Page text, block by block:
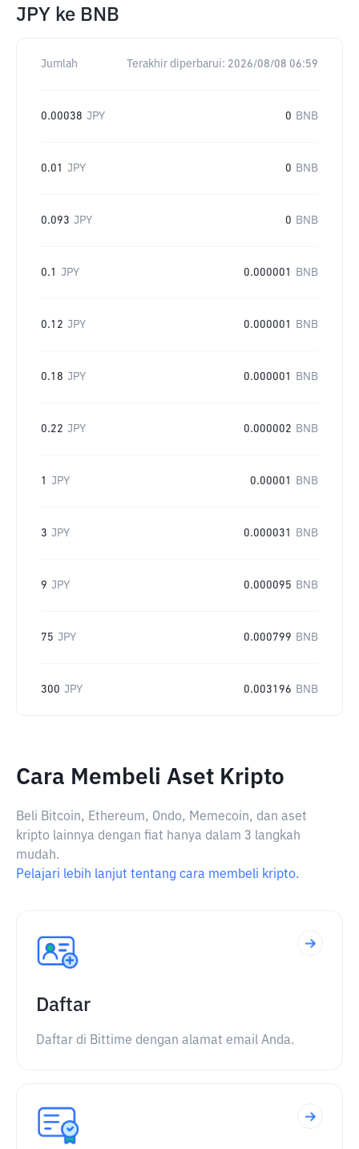
JPY ke BNB
Jumlah Terakhir diperbarui: 2026/08/08 06:59
0.00038 JPY 0 BNB
0.01 JPY 0 BNB
0.093 JPY 0 BNB
0.1 JPY 0.000001 BNB
0.12 JPY 0.000001 BNB
0.18 JPY 0.000001 BNB
0.22 JPY 0.000002 BNB
1 JPY 0.00001 BNB
3 JPY 0.000031 BNB
9 JPY 0.000095 BNB
75 JPY 0.000799 BNB
300 JPY 0.003196 BNB
Cara Membeli Aset Kripto
Beli Bitcoin, Ethereum, Ondo, Memecoin, dan aset
kripto lainnya dengan fiat hanya dalam 3 langkah
mudah.
Pelajari lebih lanjut tentang cara membeli kripto.
Daftar
Daftar di Bittime dengan alamat email Anda.